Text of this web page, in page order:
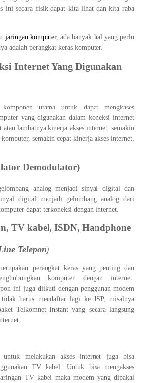
ini secara fisik dapat kita lihat dan kita raba
jaringan komputer, ada banyak hal yang perlu
adalah perangkat keras komputer.
Internet Yang Digunakan
utama untuk dapat mengkases
yang digunakan dalam koneksi internet
atau lambatnya kinerja akses internet. semakin
semakin cepat kinerja akses internet,
Demodulator)
analog menjadi sinyal digital dan
digital menjadi gelombang analog dari
dapat terkoneksi dengan internet.
TV kabel, ISDN, Handphone
Telepon)
perangkat keras yang penting dan
komputer dengan internet.
ini juga diikuti dengan penggunan modem
harus mendaftar lagi ke ISP, misalnya
Telkomnet Instant yang secara langsung
untuk melakukan akses internet juga bisa
TV kabel. Untuk bisa mengakses
TV kabel maka modem yang dipakai